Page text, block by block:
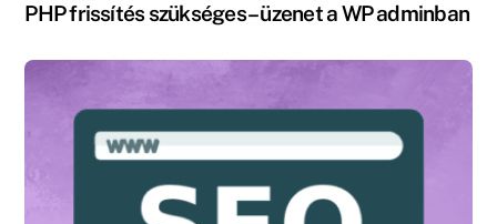
PHP frissítés szükséges – üzenet a WP adminban